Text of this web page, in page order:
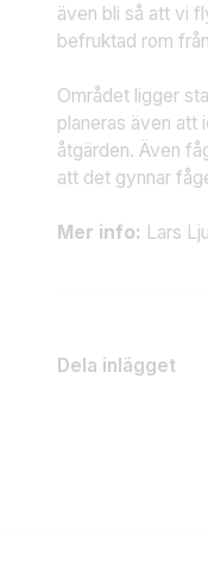
även bli så att vi
befruktad rom
Området ligger
planeras även att
åtgärden. Även
att det gynnar
Mer info: Lars
Dela inlägget